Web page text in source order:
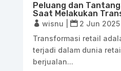
Peluang dan
Saat Melakukan
wisnu 2 Jun 2025
Transformasi retail
terjadi dalam dunia
berjualan...